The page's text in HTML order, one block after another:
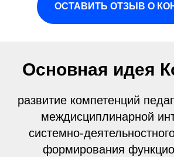
ОСТАВИТЬ ОТЗЫВ О
Основная идея
развитие компетенций
междисциплинарной
системно-
формирования